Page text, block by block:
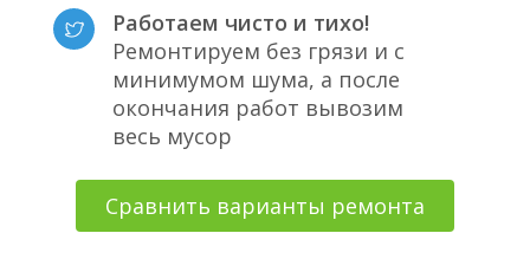
Работаем чисто и тихо!
Ремонтируем без грязи и с
минимумом шума, а после
окончания работ вывозим
весь мусор
Сравнить варианты ремонта